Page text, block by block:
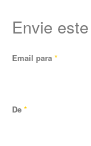
Envie
Email para *
De *